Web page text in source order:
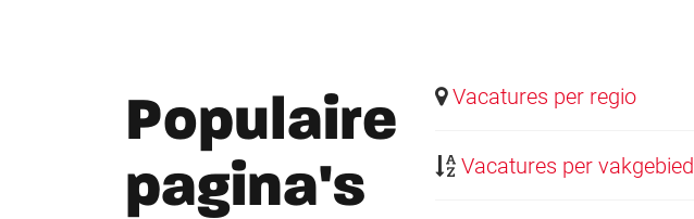
Populaire
pagina's
Vacatures per regio
Vacatures per vakgebied